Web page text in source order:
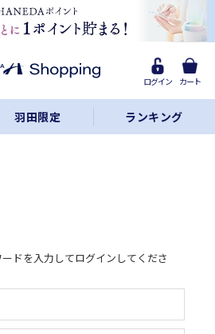
ログイン カート
羽田限定 ランキング
ドを入力してログインしてくださ